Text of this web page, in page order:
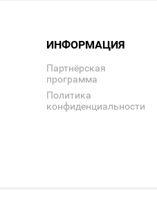
ИНФОРМАЦИЯ
Партнёрская
программа
Политика
конфиденциальности